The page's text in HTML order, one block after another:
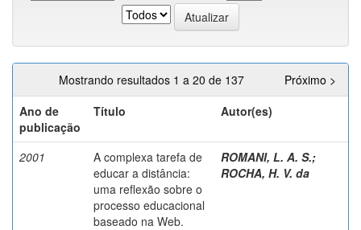
Mostrando resultados 1 a 20 de 137
Próximo >
Ano de
publicação
Título Autor(es)
2001
A complexa tarefa de
educar a distância:
uma reflexão sobre o
processo educacional
baseado na Web.
ROMANI, L. A. S.;
ROCHA, H. V. da